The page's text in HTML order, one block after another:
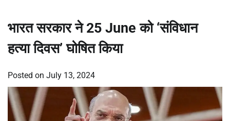
भारत सरकार ने 25 June को ‘संविधान
हत्या दिवस’ घोषित किया
Posted on July 13, 2024